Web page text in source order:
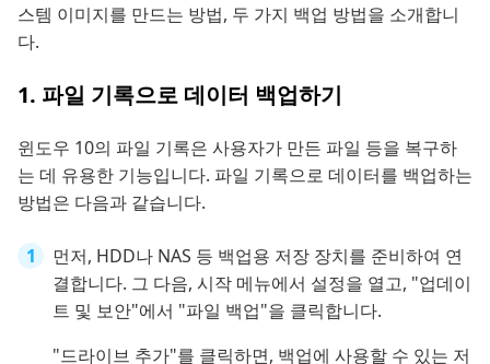
스템 이미지를 만드는 방법, 두 가지 백업 방법을 소개합니
다.
1. 파일 기록으로 데이터 백업하기
윈도우 10의 파일 기록은 사용자가 만든 파일 등을 복구하
는 데 유용한 기능입니다. 파일 기록으로 데이터를 백업하는
방법은 다음과 같습니다.
먼저, HDD나 NAS 등 백업용 저장 장치를 준비하여 연
결합니다. 그 다음, 시작 메뉴에서 설정을 열고, "업데이
트 및 보안"에서 "파일 백업"을 클릭합니다.
"드라이브 추가"를 클릭하면, 백업에 사용할 수 있는 저